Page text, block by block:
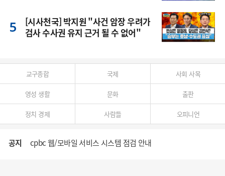
[시사천국] 박지원 "사건 암장 우려가
검사 수사권 유지 근거 될 수 없어"
교구종합 국제 사회 사목
영성 생활 문화 출판
정치 경제 사람들 오피니언
공지 cpbc 웹/모바일 서비스 시스템 점검 안내